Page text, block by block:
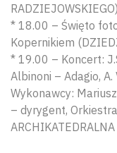
RADZIEJOWSKIEGO)
* 18.00 – Święto
Kopernikiem
* 19.00 – Koncert:
Albinoni – Adagio,
Wykonawcy:
– dyrygent,